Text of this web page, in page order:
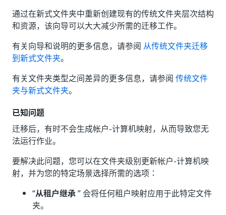
通过在新式文件夹中重新创建现有的传统文件夹层次结构
和资源，该向导可以大大减少所需的迁移工作。
有关向导和说明的更多信息，请参阅 从传统文件夹迁移
到新式文件夹。
有关文件夹类型之间差异的更多信息，请参阅 传统文件
夹与新式文件夹。
已知问题
迁移后，有时不会生成帐户-计算机映射，从而导致您无
法运行作业。
要解决此问题，您可以在文件夹级别更新帐户-计算机映
射，并为您的特定场景选择所需的选项：
“从租户继承” 会将任何租户映射应用于此特定文件
夹。